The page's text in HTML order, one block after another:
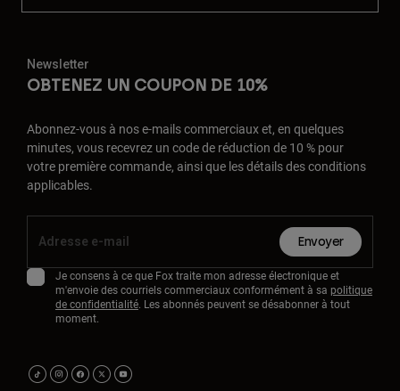
Newsletter
OBTENEZ UN COUPON DE 10%
Abonnez-vous à nos e-mails commerciaux et, en quelques
minutes, vous recevrez un code de réduction de 10 % pour
votre première commande, ainsi que les détails des conditions
applicables.
Envoyer
Je consens à ce que Fox traite mon adresse électronique et
m'envoie des courriels commerciaux conformément à sa politique
de confidentialité. Les abonnés peuvent se désabonner à tout
moment.